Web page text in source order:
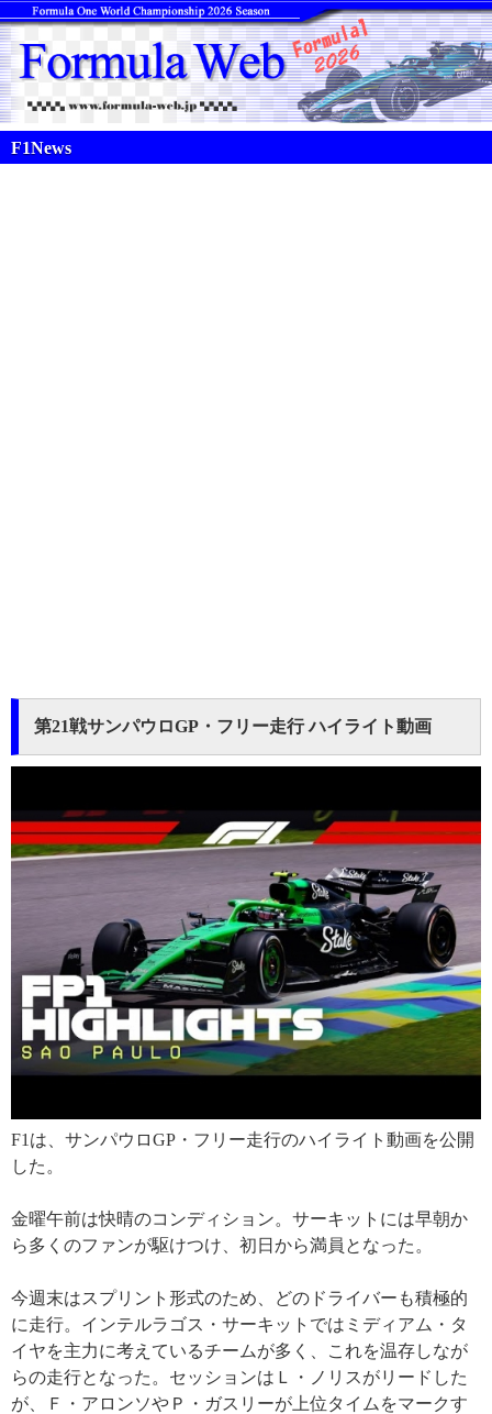
F1News
第21戦サンパウロGP・フリー走行 ハイライト動画
F1は、サンパウロGP・フリー走行のハイライト動画を公開
した。
金曜午前は快晴のコンディション。サーキットには早朝か
ら多くのファンが駆けつけ、初日から満員となった。
今週末はスプリント形式のため、どのドライバーも積極的
に走行。インテルラゴス・サーキットではミディアム・タ
イヤを主力に考えているチームが多く、これを温存しなが
らの走行となった。セッションはＬ・ノリスがリードした
が、Ｆ・アロンソやＰ・ガスリーが上位タイムをマークす